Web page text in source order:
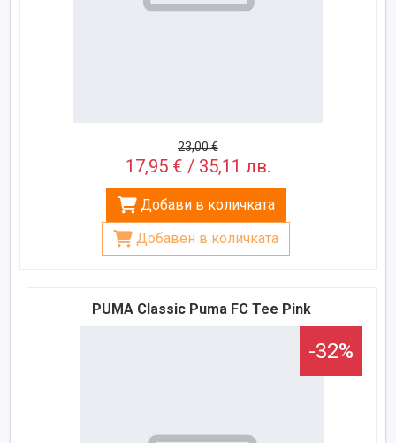
23,00 €
17,95 € / 35,11 лв.
Добави в количката
Добавен в количката
PUMA Classic Puma FC Tee Pink
-32%